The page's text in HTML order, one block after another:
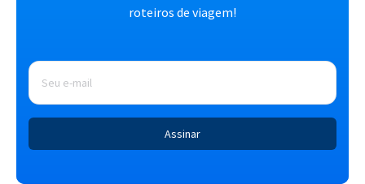
roteiros de viagem!
E-
mail *